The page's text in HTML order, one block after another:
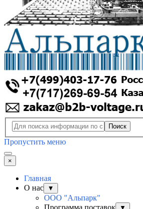
Поиск
Пропустить меню
×
Главная
О нас
▼
ООО "Альпарк"